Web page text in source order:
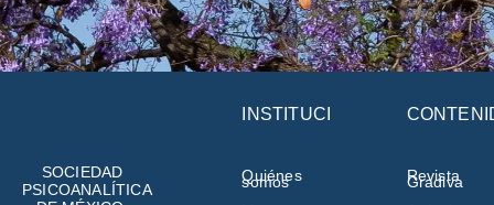
SOCIEDAD
PSICOANALÍTICA
INSTITUCIÓN
Quiénes
somos
Revista
Gradiva